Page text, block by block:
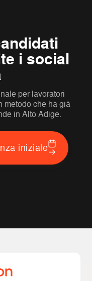
i social
per lavoratori
metodo che ha già
in Alto Adige.
iniziale